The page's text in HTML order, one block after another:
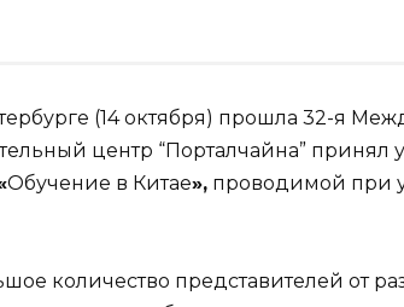
(14 октября) прошла 32-я
центр “Порталчайна” принял
Обучение в Китае», проводимой при
количество представителей от